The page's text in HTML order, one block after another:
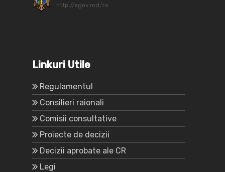
http://egov.md/ro
Linkuri Utile
Regulamentul
Consilieri raionali
Comisii consultative
Proiecte de decizii
Decizii aprobate ale CR
Legi